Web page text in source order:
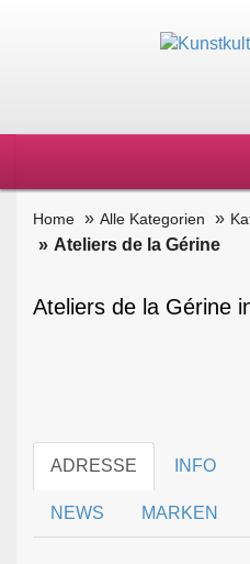
Home Alle Kategorien
Ateliers de la Gérine
Ateliers de la Gérine
ADRESSE INFO
NEWS MARKEN